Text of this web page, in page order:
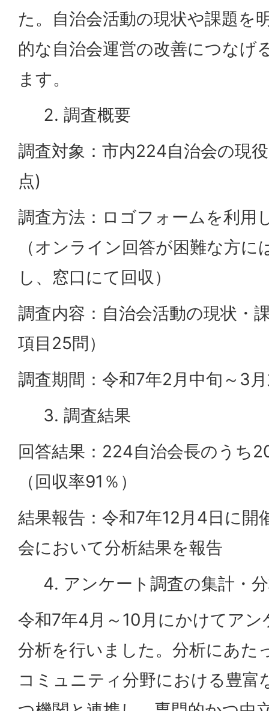
た。自治会活動の現状や課題を
的な自治会運営の改善につなげ
ます。
調査概要
調査対象：市内224自治会の現
点)
調査方法：ロゴフォームを利用
（オンライン回答が困難な方に
し、窓口にて回収）
調査内容：自治会活動の現状・
項目25問）
調査期間：令和7年2月中旬～3
調査結果
回答結果：224自治会長のうち
（回収率91％）
結果報告：令和7年12月4日に開
会において分析結果を報告
アンケート調査の集計・
令和7年4月～10月にかけてア
分析を行いました。分析にあた
コミュニティ分野における豊富